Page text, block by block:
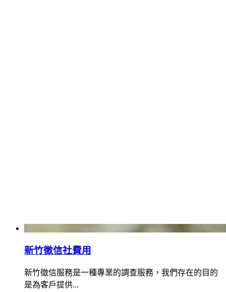
新竹徵信社費用
新竹徵信服務是一種專業的調查服務，我們存在的目的
是為客戶提供...